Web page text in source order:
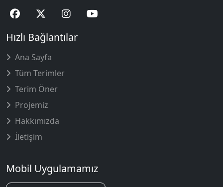
Hızlı Bağlantılar
Ana Sayfa
Tüm Terimler
Terim Öner
Projemiz
Hakkımızda
İletişim
Mobil Uygulamamız